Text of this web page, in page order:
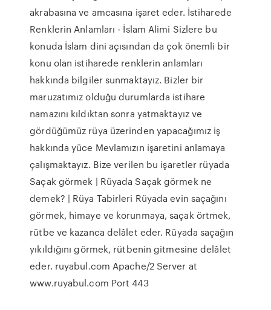
akrabasına ve amcasına işaret eder. İstiharede
Renklerin Anlamları - İslam Alimi Sizlere bu
konuda İslam dini açısından da çok önemli bir
konu olan istiharede renklerin anlamları
hakkında bilgiler sunmaktayız. Bizler bir
maruzatımız olduğu durumlarda istihare
namazını kıldıktan sonra yatmaktayız ve
gördüğümüz rüya üzerinden yapacağımız iş
hakkında yüce Mevlamızın işaretini anlamaya
çalışmaktayız. Bize verilen bu işaretler rüyada
Saçak görmek | Rüyada Saçak görmek ne
demek? | Rüya Tabirleri Rüyada evin saçağını
görmek, himaye ve korunmaya, saçak örtmek,
rütbe ve kazanca delâlet eder. Rüyada saçağın
yıkıldığını görmek, rütbenin gitmesine delâlet
eder. ruyabul.com Apache/2 Server at
www.ruyabul.com Port 443